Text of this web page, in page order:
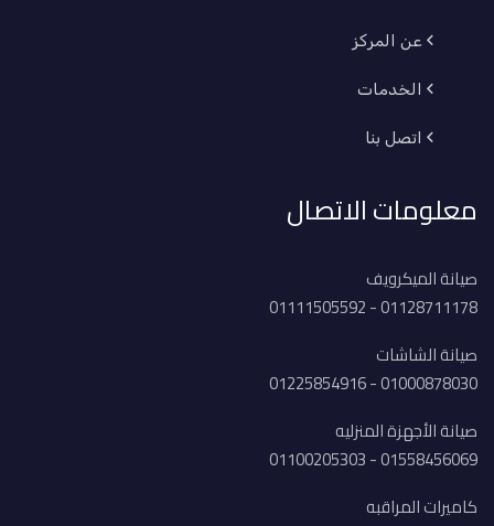
عن المركز
الخدمات
اتصل بنا
معلومات الاتصال
صيانة الميكرويف
01128711178 - 01111505592
صيانة الشاشات
01000878030 - 01225854916
صيانة الأجهزة المنزليه
01558456069 - 01100205303
كاميرات المراقبه